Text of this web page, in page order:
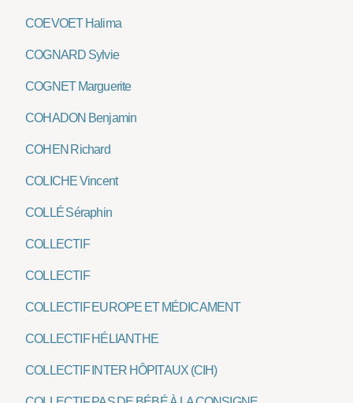
COEVOET Halima
COGNARD Sylvie
COGNET Marguerite
COHADON Benjamin
COHEN Richard
COLICHE Vincent
COLLÉ Séraphin
COLLECTIF
COLLECTIF
COLLECTIF EUROPE ET MÉDICAMENT
COLLECTIF HÉLIANTHE
COLLECTIF INTER HÔPITAUX (CIH)